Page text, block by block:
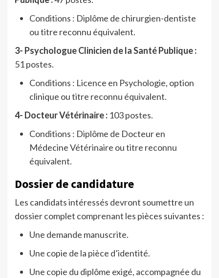
Conditions : Diplôme de chirurgien-dentiste
ou titre reconnu équivalent.
3- Psychologue Clinicien de la Santé Publique :
51 postes.
Conditions : Licence en Psychologie, option
clinique ou titre reconnu équivalent.
4- Docteur Vétérinaire : 103 postes.
Conditions : Diplôme de Docteur en
Médecine Vétérinaire ou titre reconnu
équivalent.
Dossier de candidature
Les candidats intéressés devront soumettre un
dossier complet comprenant les pièces suivantes :
Une demande manuscrite.
Une copie de la pièce d’identité.
Une copie du diplôme exigé, accompagnée du